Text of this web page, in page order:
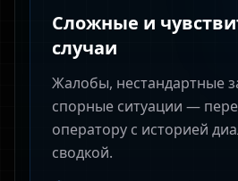
Сложные и
случаи
Жалобы, нестандартные
спорные ситуации —
оператору с историей
сводкой.